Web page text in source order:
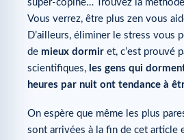
super-copine… Trouvez la
Vous verrez, être plus zen vous
D’ailleurs, éliminer le stress vous
de mieux dormir et, c’est prouvé
scientifiques, les gens qui
heures par nuit ont tendance à
On espère que même les plus
sont arrivées à la fin de cet article